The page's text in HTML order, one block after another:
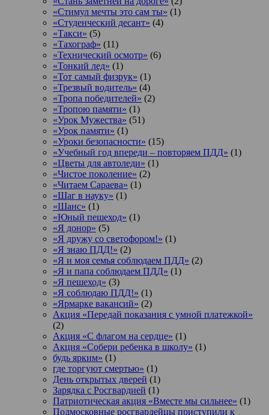
«Стимул мечты это сам ты» (1)
«Студенческий десант» (4)
«Такси» (5)
«Тахограф» (11)
«Технический осмотр» (6)
«Тонкий лед» (1)
«Тот самый физрук» (1)
«Трезвый водитель» (4)
«Тропа победителей» (2)
«Тропою памяти» (1)
«Урок Мужества» (51)
«Урок памяти» (1)
«Уроки безопасности» (15)
«Учебный год впереди – повторяем ПДД» (1)
«Цветы для автоледи» (1)
«Чистое поколение» (2)
«Читаем Сараева» (1)
«Шаг в науку» (1)
«Шанс» (1)
«Юный пешеход» (1)
«Я донор» (5)
«Я дружу со светофором!» (1)
«Я знаю ПДД!» (2)
«Я и моя семья соблюдаем ПДД» (2)
«Я и папа соблюдаем ПДД» (1)
«Я пешеход» (3)
«Я соблюдаю ПДД!» (1)
«Ярмарке вакансий» (2)
Акция «Передай показания с умной платежкой»
(2)
Акция «С флагом на сердце» (1)
Акция «Собери ребенка в школу» (1)
будь ярким» (1)
где торгуют смертью» (1)
День открытых дверей (1)
Зарядка с Росгвардией (1)
Патриотическая акция «Вместе мы сильнее» (1)
Подмосковные росгвардейцы приступили к